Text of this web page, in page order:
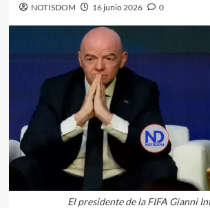
NOTISDOM 16 junio 2026 0
El presidente de la FIFA Gianni